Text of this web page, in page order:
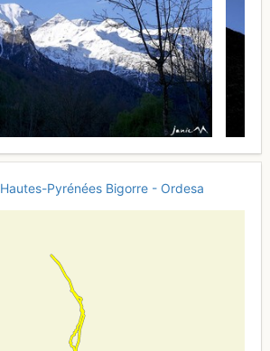
Hautes-Pyrénées Bigorre - Ordesa